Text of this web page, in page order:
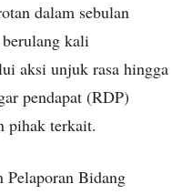
dalam sebulan
kali
aksi unjuk rasa hingga
pendapat (RDP)
pihak terkait.
Bidang